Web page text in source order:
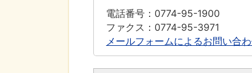
電話番号：0774-95-1900
ファクス：0774-95-3971
メールフォームによるお問い合